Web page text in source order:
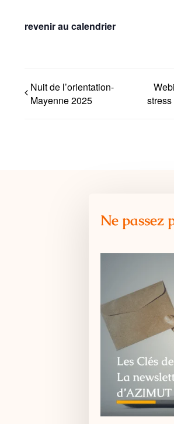
revenir au calendrier
Nuit de l’orientation-
Mayenne 2025
Ne passez